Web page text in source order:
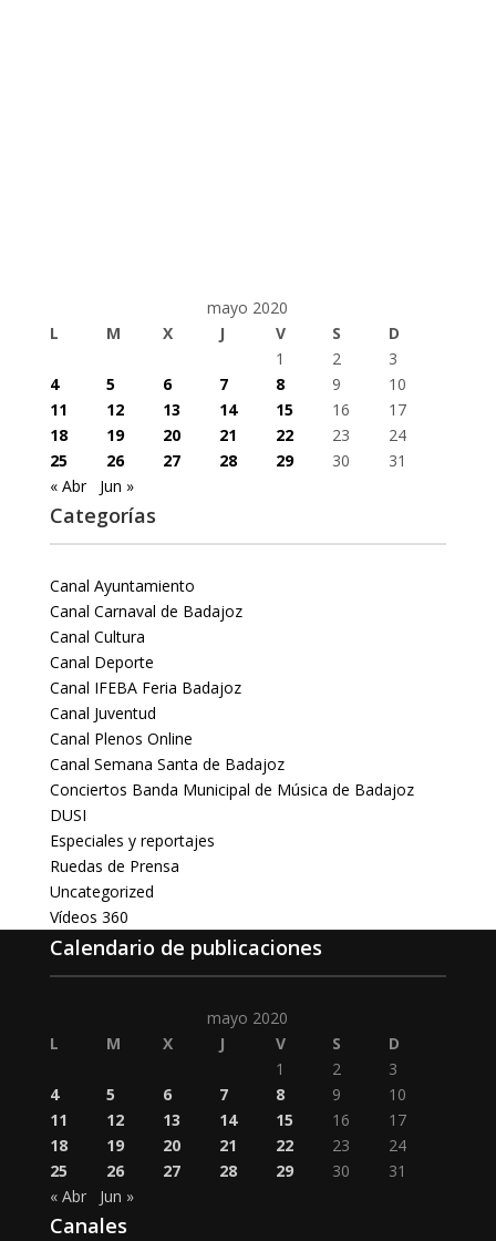
mayo 2020
L
M X J V S
D
1
2
3
4
5 6 7 8 9
10
11
12 13 14 15 16
17
18
19 20 21 22 23
24
25
26 27 28 29 30
31
« Abr
Jun »
Categorías
Canal Ayuntamiento
Canal Carnaval de Badajoz
Canal Cultura
Canal Deporte
Canal IFEBA Feria Badajoz
Canal Juventud
Canal Plenos Online
Canal Semana Santa de Badajoz
Conciertos Banda Municipal de Música de Badajoz
DUSI
Especiales y reportajes
Ruedas de Prensa
Uncategorized
Vídeos 360
Calendario de publicaciones
mayo 2020
L
M X J V S
D
1
2
3
4
5 6 7 8 9
10
11
12 13 14 15 16
17
18
19 20 21 22 23
24
25
26 27 28 29 30
31
« Abr
Jun »
Canales